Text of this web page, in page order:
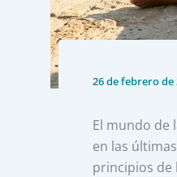
26 de febrero de
El mundo de
en las
principios de